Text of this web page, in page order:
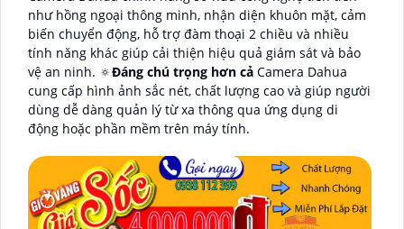
như hồng ngoại thông minh, nhận diện khuôn mặt, cảm
biến chuyển động, hỗ trợ đàm thoại 2 chiều và nhiều
tính năng khác giúp cải thiện hiệu quả giám sát và bảo
vệ an ninh. 🔅Đáng chú trọng hơn cả Camera Dahua
cung cấp hình ảnh sắc nét, chất lượng cao và giúp người
dùng dễ dàng quản lý từ xa thông qua ứng dụng di
động hoặc phần mềm trên máy tính.